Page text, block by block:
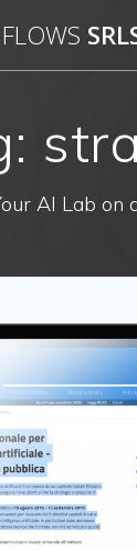
al
FLOWS
AI Lab on